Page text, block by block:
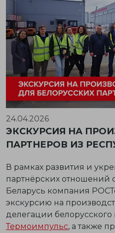
24.04.2026
ЭКСКУРСИЯ НА
ПАРТНЕРОВ ИЗ
В рамках развития и
партнёрских отношений
Беларусь компания
экскурсию на
делегации белорусского
Термоимпульс, а также